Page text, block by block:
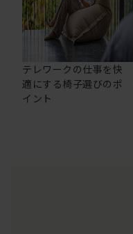
テレワークの仕事を快
適にする椅子選びのポ
イント